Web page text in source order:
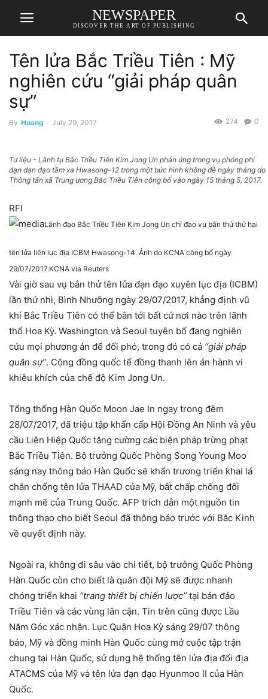
NEWSPAPER
DISCOVER THE ART OF PUBLISHING
Tên lửa Bắc Triều Tiên : Mỹ
nghiên cứu “giải pháp quân
sự”
By Hoang - July 29, 2017 0
274
Tư liệu - Lãnh tụ Bắc Triều Tiên Kim Jong Un phản ứng trong vụ phóng phi
đạn đạn đạo tầm xa Hwasong-12 trong một bức hình không đề ngày tháng do
Thông tấn xã Trung ương Bắc Triều Tiên công bố vào ngày 15 tháng 5, 2017.
RFI
Lãnh đạo Bắc Triều Tiên Kim Jong Un chỉ đạo vụ bắn thử thứ hai
tên lửa liên lục địa ICBM Hwasong-14. Ảnh do KCNA công bố ngày
29/07/2017.KCNA via Reuters
Vài giờ sau vụ bắn thử tên lửa đạn đạo xuyên lục địa (ICBM)
lần thứ nhì, Bình Nhưỡng ngày 29/07/2017, khẳng định vũ
khí Bắc Triều Tiên có thể bắn tới bất cứ nơi nào trên lãnh
thổ Hoa Kỳ. Washington và Seoul tuyên bố đang nghiên
cứu mọi phương án để đối phó, trong đó có cả “giải pháp
quân sự”. Cộng đồng quốc tế đồng thanh lên án hành vi
khiêu khích của chế độ Kim Jong Un.
Tổng thống Hàn Quốc Moon Jae In ngay trong đêm
28/07/2017, đã triệu tập khẩn cấp Hội Đồng An Ninh và yêu
cầu Liên Hiệp Quốc tăng cường các biện pháp trừng phạt
Bắc Triều Tiên. Bộ trưởng Quốc Phòng Song Young Moo
sáng nay thông báo Hàn Quốc sẽ khẩn trương triển khai lá
chắn chống tên lửa THAAD của Mỹ, bất chấp chống đối
mạnh mẽ của Trung Quốc. AFP trích dẫn một nguồn tin
thông thạo cho biết Seoul đã thông báo trước với Bắc Kinh
về quyết định này.
Ngoài ra, không đi sâu vào chi tiết, bộ trưởng Quốc Phòng
Hàn Quốc còn cho biết là quân đội Mỹ sẽ được nhanh
chóng triển khai “trang thiết bị chiến lược” tại bán đảo
Triều Tiên và các vùng lân cận. Tin trên cũng được Lầu
Năm Góc xác nhận. Lục Quân Hoa Kỳ sáng 29/07 thông
báo, Mỹ và đồng minh Hàn Quốc cùng mở cuộc tập trận
chung tại Hàn Quốc, sử dụng hệ thống tên lửa địa đối địa
ATACMS của Mỹ và tên lửa đạn đạo Hyunmoo II của Hàn
Quốc.